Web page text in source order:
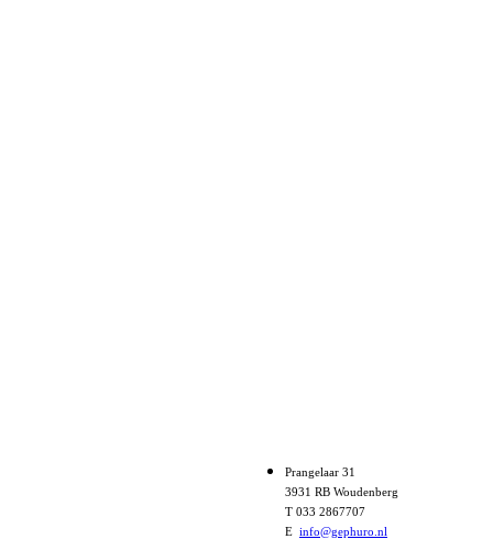
Prangelaar 31
3931 RB Woudenberg
T 033 2867707
E info@gephuro.nl